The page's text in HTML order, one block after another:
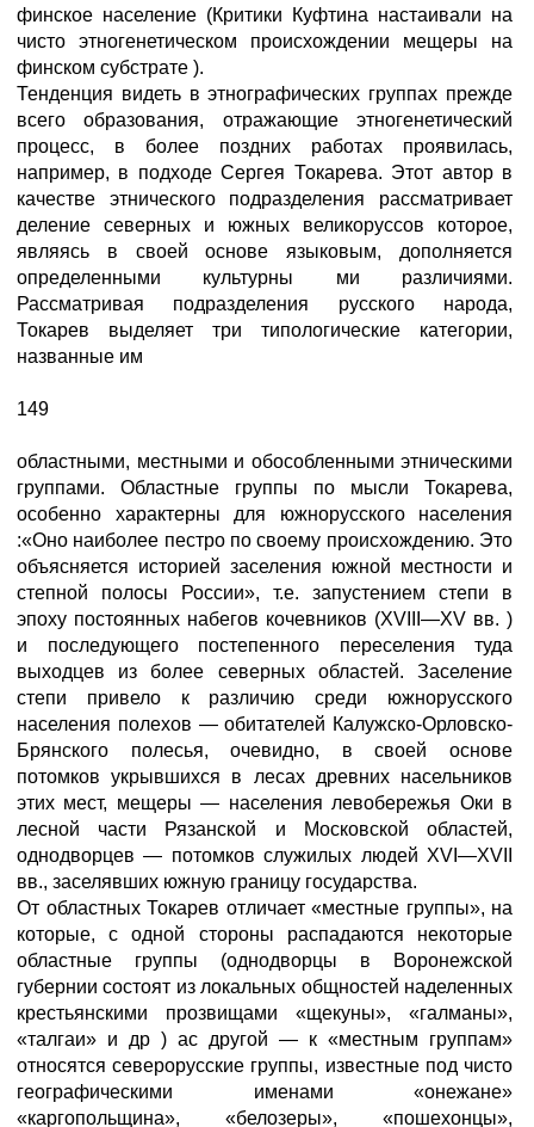
финское население (Критики Куфтина настаивали на
чисто этногенетическом происхождении мещеры на
финском субстрате ).
Тенденция видеть в этнографических группах прежде
всего образования, отражающие этногенетический
процесс, в более поздних работах проявилась,
например, в подходе Сергея Токарева. Этот автор в
качестве этнического подразделения рассматривает
деление северных и южных великоруссов которое,
являясь в своей основе языковым, дополняется
определенными культурны ми различиями.
Рассматривая подразделения русского народа,
Токарев выделяет три типологические категории,
названные им
149
областными, местными и обособленными этническими
группами. Областные группы по мысли Токарева,
особенно характерны для южнорусского населения
:«Оно наиболее пестро по своему происхождению. Это
объясняется историей заселения южной местности и
степной полосы России», т.е. запустением степи в
эпоху постоянных набегов кочевников (XVIII—XV вв. )
и последующего постепенного переселения туда
выходцев из более северных областей. Заселение
степи привело к различию среди южнорусского
населения полехов — обитателей Калужско-Орловско-
Брянского полесья, очевидно, в своей основе
потомков укрывшихся в лесах древних насельников
этих мест, мещеры — населения левобережья Оки в
лесной части Рязанской и Московской областей,
однодворцев — потомков служилых людей XVI—XVII
вв., заселявших южную границу государства.
От областных Токарев отличает «местные группы», на
которые, с одной стороны распадаются некоторые
областные группы (однодворцы в Воронежской
губернии состоят из локальных общностей наделенных
крестьянскими прозвищами «щекуны», «галманы»,
«талгаи» и др ) ас другой — к «местным группам»
относятся северорусские группы, известные под чисто
географическими именами «онежане»
«каргопольщина», «белозеры», «пошехонцы»,